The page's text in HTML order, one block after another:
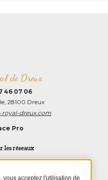
de Dreux
46 07 06
28100 Dreux
dreux.com
Pro
les réseaux
Youtube
Colloque
vous acceptez l'utilisation de